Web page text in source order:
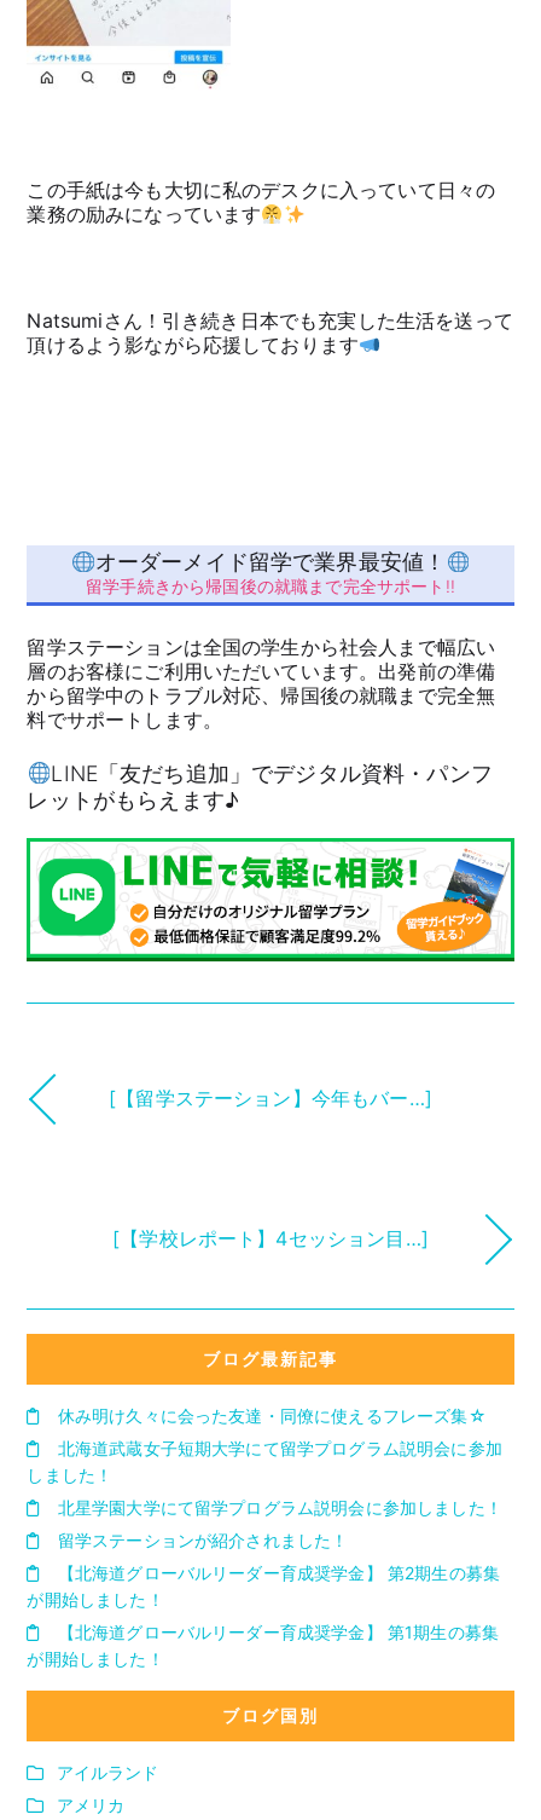
この手紙は今も大切に私のデスクに入っていて日々の
業務の励みになっています
Natsumiさん！引き続き日本でも充実した生活を送って
頂けるよう影ながら応援しております
オーダーメイド留学で業界最安値！
留学手続きから帰国後の就職まで完全サポート!!
留学ステーションは全国の学生から社会人まで幅広い
層のお客様にご利用いただいています。出発前の準備
から留学中のトラブル対応、帰国後の就職まで完全無
料でサポートします。
LINE「友だち追加」でデジタル資料・パンフ
レットがもらえます♪
[【留学ステーション】今年もバー…]
[【学校レポート】4セッション目…]
ブログ最新記事
休み明け久々に会った友達・同僚に使えるフレーズ集☆
北海道武蔵女子短期大学にて留学プログラム説明会に参加
しました！
北星学園大学にて留学プログラム説明会に参加しました！
留学ステーションが紹介されました！
【北海道グローバルリーダー育成奨学金】 第2期生の募集
が開始しました！
【北海道グローバルリーダー育成奨学金】 第1期生の募集
が開始しました！
ブログ国別
アイルランド
アメリカ